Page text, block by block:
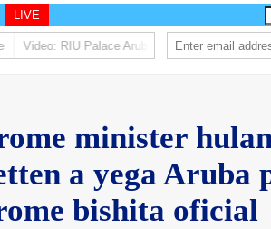
LIVE
Video: RIU Palace Aruba ta eleva turismo
minister
a yega Aruba
bishita oficial